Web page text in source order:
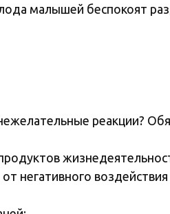
малышей беспокоят
реакции?
негативного